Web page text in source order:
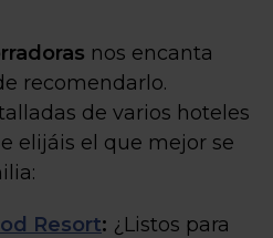
nos encanta
recomendarlo.
de varios hoteles
elijáis el que mejor se
Resort: ¿Listos para